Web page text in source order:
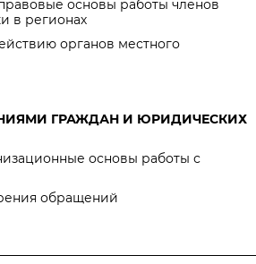
основы работы членов
в регионах
органов местного
ГРАЖДАН И ЮРИДИЧЕСКИХ
основы работы с
обращений